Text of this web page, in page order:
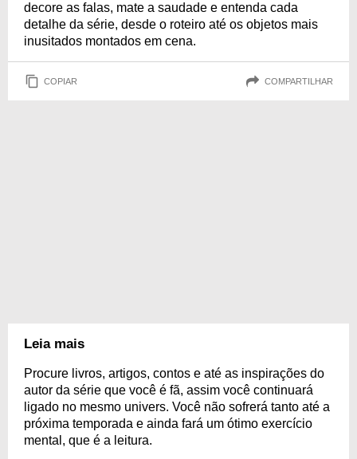
decore as falas, mate a saudade e entenda cada
detalhe da série, desde o roteiro até os objetos mais
inusitados montados em cena.
COPIAR COMPARTILHAR
Leia mais
Procure livros, artigos, contos e até as inspirações do
autor da série que você é fã, assim você continuará
ligado no mesmo univers. Você não sofrerá tanto até a
próxima temporada e ainda fará um ótimo exercício
mental, que é a leitura.